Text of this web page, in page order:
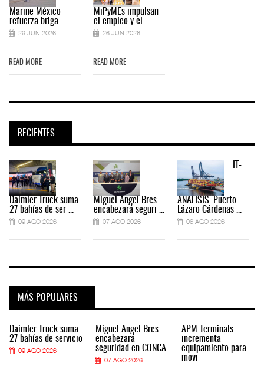
Marine México
refuerza briga ...
29 JUN 2026
READ MORE
MiPyMEs impulsan
el empleo y el ...
26 JUN 2026
READ MORE
RECIENTES
Daimler Truck suma
27 bahías de ser ...
09 AGO 2026
Miguel Ángel Bres
encabezará seguri ...
07 AGO 2026
IT-
ANÁLISIS: Puerto
Lázaro Cárdenas ...
06 AGO 2026
MÁS POPULARES
Daimler Truck suma
27 bahías de servicio
09 AGO 2026
Miguel Ángel Bres
encabezará
seguridad en CONCA
07 AGO 2026
APM Terminals
incrementa
equipamiento para
movi